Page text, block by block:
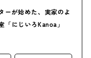
ーが始めた、実家のよ
「にじいろKanoa」